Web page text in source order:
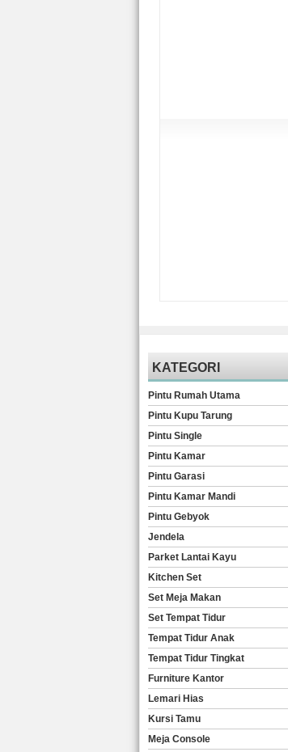
KATEGORI
Pintu Rumah Utama
Pintu Kupu Tarung
Pintu Single
Pintu Kamar
Pintu Garasi
Pintu Kamar Mandi
Pintu Gebyok
Jendela
Parket Lantai Kayu
Kitchen Set
Set Meja Makan
Set Tempat Tidur
Tempat Tidur Anak
Tempat Tidur Tingkat
Furniture Kantor
Lemari Hias
Kursi Tamu
Meja Console